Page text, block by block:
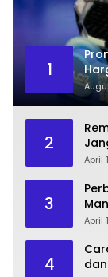
1
2
April
3
April
4